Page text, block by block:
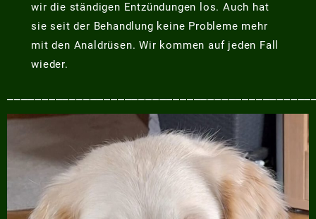
wir die ständigen Entzündungen los. Auch hat
sie seit der Behandlung keine Probleme mehr
mit den Analdrüsen. Wir kommen auf jeden Fall
wieder.